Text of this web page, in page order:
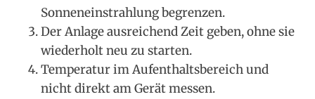
Sonneneinstrahlung begrenzen.
Der Anlage ausreichend Zeit geben, ohne sie
wiederholt neu zu starten.
Temperatur im Aufenthaltsbereich und
nicht direkt am Gerät messen.